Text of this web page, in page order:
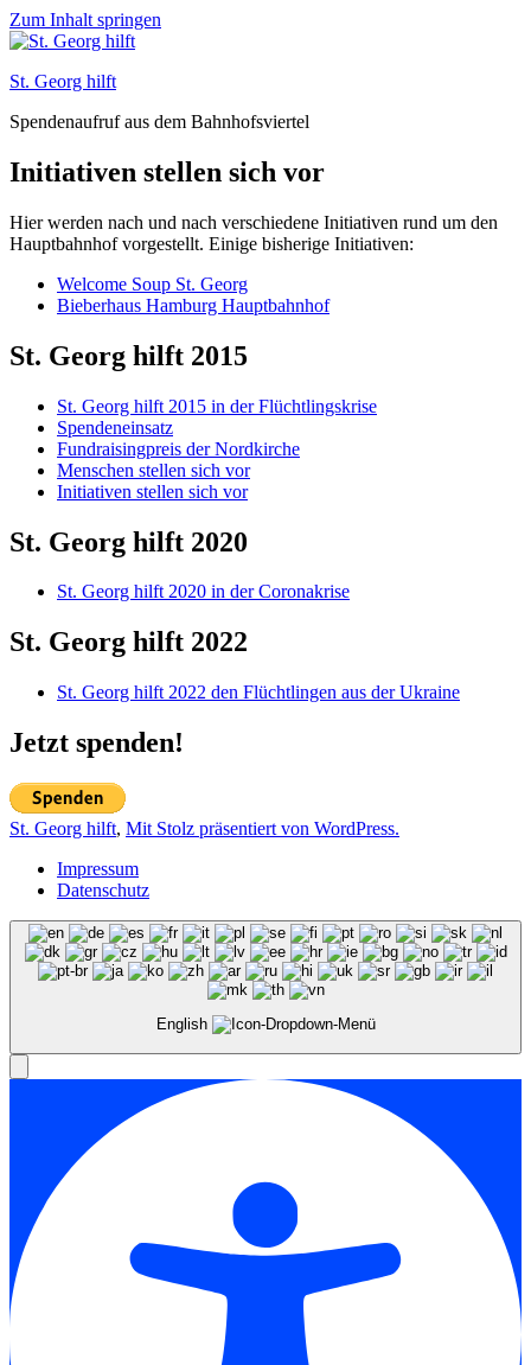
Zum Inhalt springen
St. Georg hilft
Spendenaufruf aus dem Bahnhofsviertel
Initiativen stellen sich vor
Hier werden nach und nach verschiedene Initiativen rund um den
Hauptbahnhof vorgestellt. Einige bisherige Initiativen:
Welcome Soup St. Georg
Bieberhaus Hamburg Hauptbahnhof
St. Georg hilft 2015
St. Georg hilft 2015 in der Flüchtlingskrise
Spendeneinsatz
Fundraisingpreis der Nordkirche
Menschen stellen sich vor
Initiativen stellen sich vor
St. Georg hilft 2020
St. Georg hilft 2020 in der Coronakrise
St. Georg hilft 2022
St. Georg hilft 2022 den Flüchtlingen aus der Ukraine
Jetzt spenden!
St. Georg hilft, Mit Stolz präsentiert von WordPress.
Impressum
Datenschutz
English